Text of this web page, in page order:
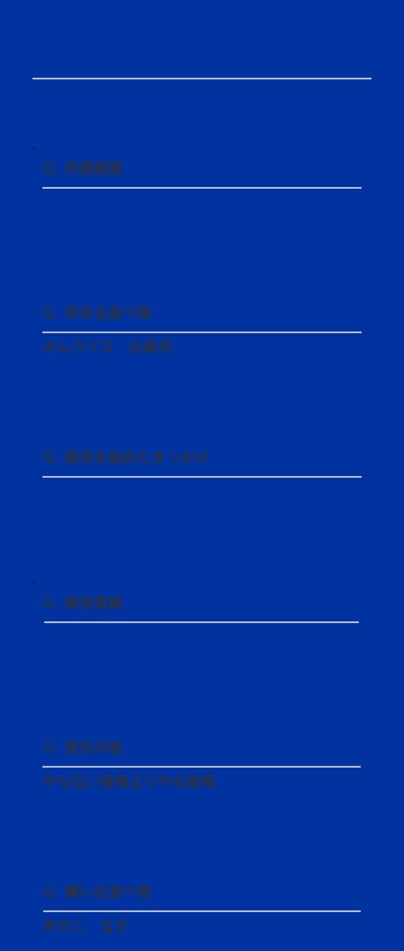
Q. 所属経歴
Q. 競技実績
Q. 競技を始めたきっかけ
Q. 好きな食べ物
オムライス お寿司
Q. 嫌いな食べ物
きのこ なす
Q. 座右の銘
やらない後悔よりやる後悔